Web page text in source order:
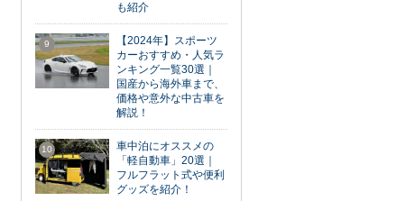
も紹介
9
【2024年】スポーツ
カーおすすめ・人気ラ
ンキング一覧30選｜
国産から海外車まで、
価格や意外な中古車を
解説！
10
車中泊にオススメの
「軽自動車」20選｜
フルフラット式や便利
グッズを紹介！